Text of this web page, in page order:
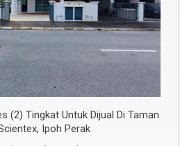
(2) Tingkat Untuk Dijual Di Taman
Ipoh Perak